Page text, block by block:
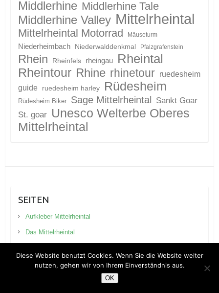
Middlerhine Middlerhine Tale
Middlerhine Valley Mittelrheintal
Mittelrheintal Motorrad Mäuseturm
Niederheimbach Niederwalddenkmal Pfalzgrafenstein
Rhein Rheinfels rheingau
Rheintal
Rheintour Rhine rhinetour ruedesheim
guide
ruedesheim harley Rüdesheim
Rüdesheim Biker Sage Mittelrheintal Sankt Goar
St. goar Unesco Welterbe Oberes
Mittelrheintal
SEITEN
Aufkleber Mittelrheintal
Das Mittelrheintal
Die App Rheintour
Diese Website benutzt Cookies. Wenn Sie die Website weiter
nutzen, gehen wir von Ihrem Einverständnis aus.
OK